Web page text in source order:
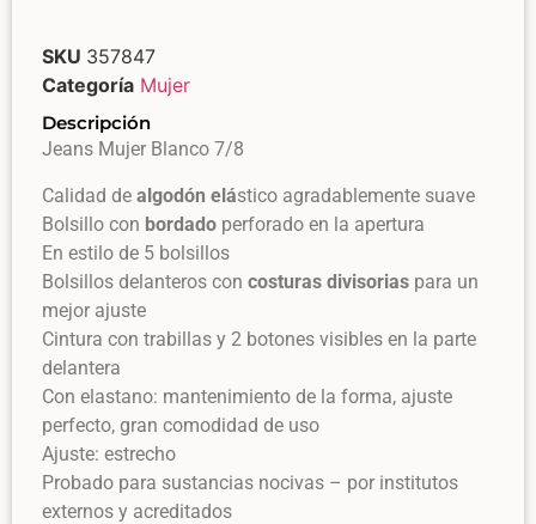
SKU 357847
Categoría Mujer
Descripción
Jeans Mujer Blanco 7/8
Calidad de algodón elástico agradablemente suave
Bolsillo con bordado perforado en la apertura
En estilo de 5 bolsillos
Bolsillos delanteros con costuras divisorias para un
mejor ajuste
Cintura con trabillas y 2 botones visibles en la parte
delantera
Con elastano: mantenimiento de la forma, ajuste
perfecto, gran comodidad de uso
Ajuste: estrecho
Probado para sustancias nocivas – por institutos
externos y acreditados